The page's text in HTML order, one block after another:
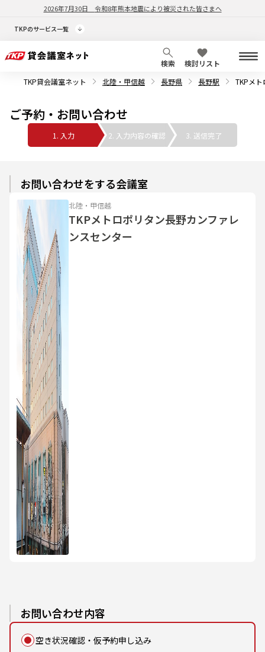
2026年7月30日 令和8年熊本地震により被災された皆さまへ
TKPのサービス一覧
検索
検討リスト
TKP貸会議室ネット
北陸・甲信越 長野県 長野駅 TKPメ
ご予約・お問い合わせ
1. 入力 2. 入力内容の確認 3. 送信完了
お問い合わせをする会議室
北陸・甲信越
TKPメトロポリタン長野カンファレ
ンスセンター
お問い合わせ内容
空き状況確認・仮予約申し込み